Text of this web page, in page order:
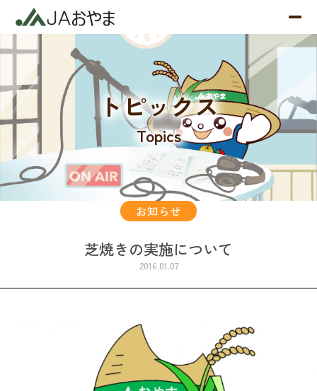
トピックス
Topics
お知らせ
芝焼きの実施について
2016.01.07